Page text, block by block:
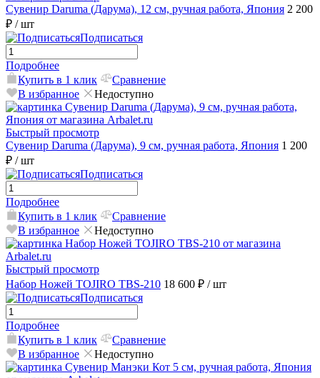
Сувенир Daruma (Дарума), 12 см, ручная работа, Япония 2 200
₽ / шт
Подписаться
Подробнее
Купить в 1 клик
Сравнение
В избранное
Недоступно
Быстрый просмотр
Сувенир Daruma (Дарума), 9 см, ручная работа, Япония 1 200
₽ / шт
Подписаться
Подробнее
Купить в 1 клик
Сравнение
В избранное
Недоступно
Быстрый просмотр
Набор Ножей TOJIRO TBS-210 18 600 ₽ / шт
Подписаться
Подробнее
Купить в 1 клик
Сравнение
В избранное
Недоступно